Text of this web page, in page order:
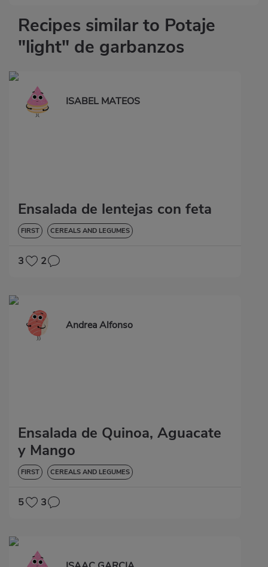
Recipes similar to Potaje
"light" de garbanzos
ISABEL MATEOS
Ensalada de lentejas con feta
FIRST CEREALS AND LEGUMES
3 2
Andrea Alfonso
Ensalada de Quinoa, Aguacate
y Mango
FIRST CEREALS AND LEGUMES
5 3